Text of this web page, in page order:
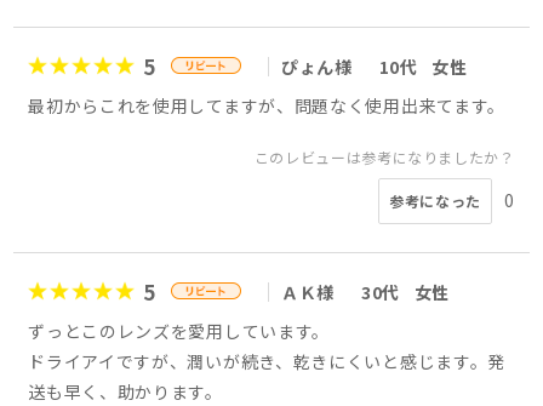
5 ぴょん様 10代
女性
最初からこれを使用してますが、問題なく使用出来てます。
このレビューは参考になりましたか？
参考になった 0
5 ＡＫ様 30代
女性
ずっとこのレンズを愛用しています。
ドライアイですが、潤いが続き、乾きにくいと感じます。発
送も早く、助かります。